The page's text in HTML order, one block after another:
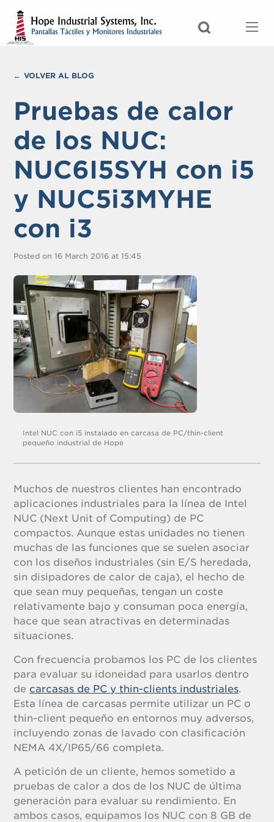
VOLVER AL BLOG
Pruebas de calor
de los NUC:
NUC6I5SYH con i5
y NUC5i3MYHE
con i3
Posted on 16 March 2016 at 15:45
Intel NUC con i5 instalado en carcasa de PC/thin-client
pequeño industrial de Hope
Muchos de nuestros clientes han encontrado
aplicaciones industriales para la línea de Intel
NUC (Next Unit of Computing) de PC
compactos. Aunque estas unidades no tienen
muchas de las funciones que se suelen asociar
con los diseños industriales (sin E/S heredada,
sin disipadores de calor de caja), el hecho de
que sean muy pequeñas, tengan un coste
relativamente bajo y consuman poca energía,
hace que sean atractivas en determinadas
situaciones.
Con frecuencia probamos los PC de los clientes
para evaluar su idoneidad para usarlos dentro
de carcasas de PC y thin-clients industriales.
Esta línea de carcasas permite utilizar un PC o
thin-client pequeño en entornos muy adversos,
incluyendo zonas de lavado con clasificación
NEMA 4X/IP65/66 completa.
A petición de un cliente, hemos sometido a
pruebas de calor a dos de los NUC de última
generación para evaluar su rendimiento. En
ambos casos, equipamos los NUC con 8 GB de